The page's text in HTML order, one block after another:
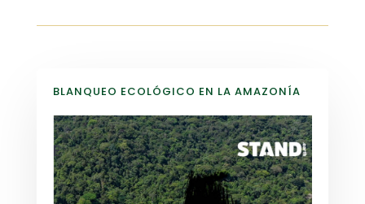
BLANQUEO ECOLÓGICO EN LA AMAZONÍA